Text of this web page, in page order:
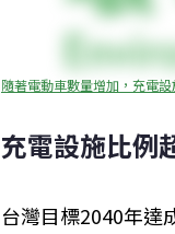
隨著電動車數量增加，充電
充電設施比例
台灣目標2040年達